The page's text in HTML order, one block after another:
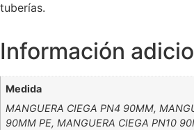
tuberías.
Información
Medida
MANGUERA CIEGA PN4 90MM,
90MM PE, MANGUERA CIEGA PN10